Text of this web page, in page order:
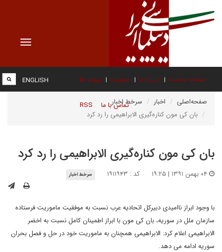
Toggle
صفحه نخست درباره ما عضویت پیوند ها
تماس با ما RSS
ENGLISH
صفحه‌اصلی اخبار
سرخط اخبار
بان کی مون کناره‌گیری الابراهیمی را رد کرد
بان کی مون کناره‌گیری الابراهیمی را رد کرد
کد : ۱۹۱۱۹۴۳ سرخط اخبار
با وجود ابراز ناامیدی دبیرکل اتحادیه عرب نسبت به موفقیت ماموریت فرستاده
سازمان ملل در سوریه، بان کی مون با ابراز اطمینان کامل نسبت به اخضر
الابراهیمی اعلام کرد: الابراهیمی همچنان به ماموریت خود در حل و فصل بحران
سوریه ادامه می دهد.